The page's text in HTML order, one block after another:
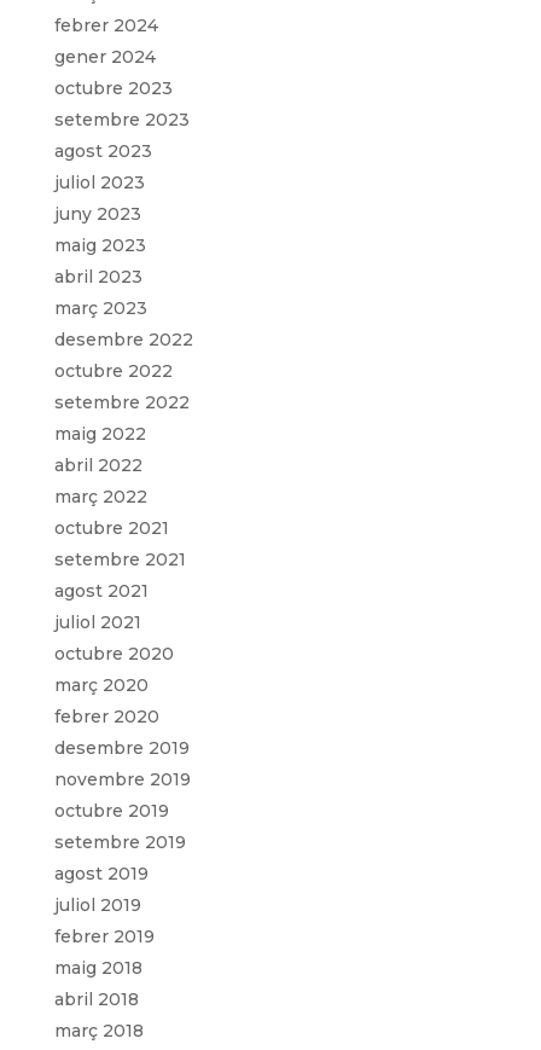
febrer 2024
gener 2024
octubre 2023
setembre 2023
agost 2023
juliol 2023
juny 2023
maig 2023
abril 2023
març 2023
desembre 2022
octubre 2022
setembre 2022
maig 2022
abril 2022
març 2022
octubre 2021
setembre 2021
agost 2021
juliol 2021
octubre 2020
març 2020
febrer 2020
desembre 2019
novembre 2019
octubre 2019
setembre 2019
agost 2019
juliol 2019
febrer 2019
maig 2018
abril 2018
març 2018